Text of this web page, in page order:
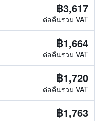
฿3,617
ต่อคืนรวม VAT
฿1,664
ต่อคืนรวม VAT
฿1,720
ต่อคืนรวม VAT
฿1,763